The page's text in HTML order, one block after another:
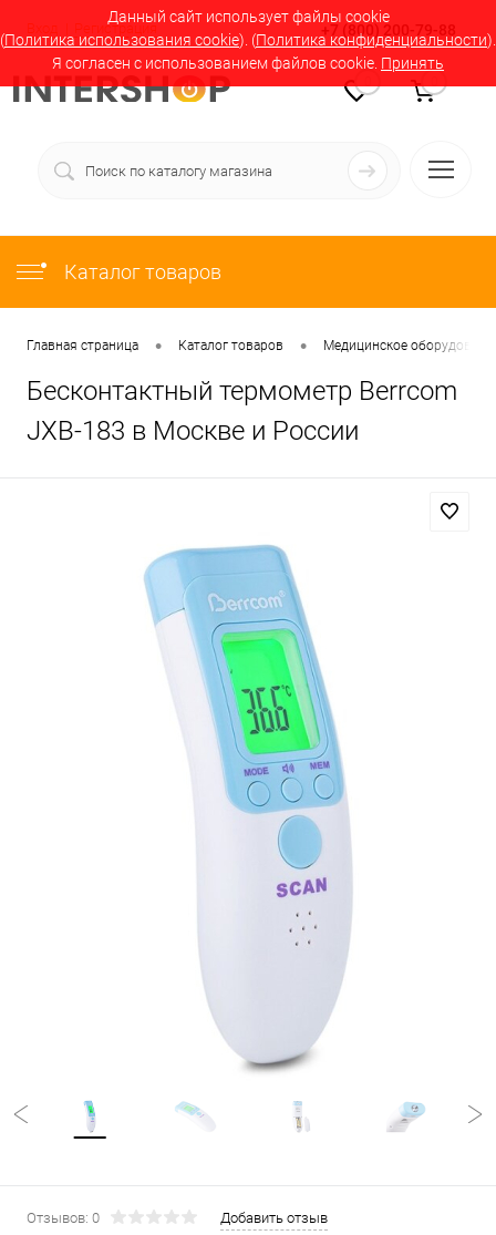
Данный сайт использует файлы cookie
(Политика использования cookie). (Политика конфиденциальности).
Я согласен с использованием файлов cookie. Принять
Вход Регистрация +7 (800) 200-79-88
Каталог товаров
Главная страница • Каталог товаров • Медицинское
Бесконтактный термометр Berrcom
JXB-183 в Москве и России
Отзывов: 0 Добавить отзыв